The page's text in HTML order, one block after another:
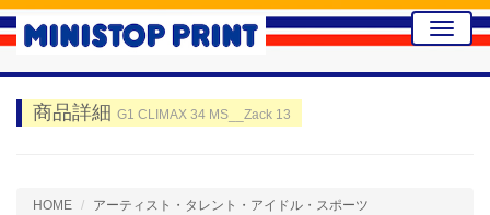
Toggle
商品詳細 G1 CLIMAX 34 MS__Zack 13
HOME
アーティスト・タレント・アイドル・スポーツ